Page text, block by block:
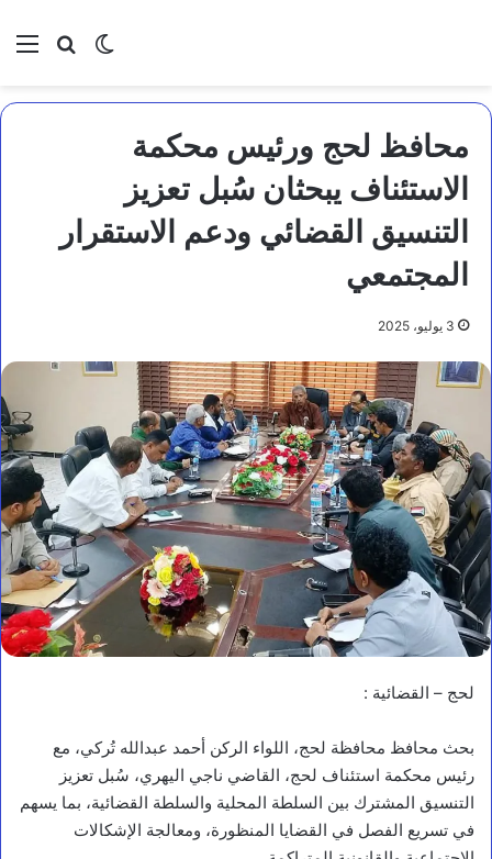
بحثالوضع
محافظ لحج ورئيس محكمة
الاستئناف يبحثان سُبل تعزيز
التنسيق القضائي ودعم الاستقرار
المجتمعي
3 يوليو، 2025
لحج – القضائية :
بحث محافظ محافظة لحج، اللواء الركن أحمد عبدالله تُركي، مع
رئيس محكمة استئناف لحج، القاضي ناجي اليهري، سُبل تعزيز
التنسيق المشترك بين السلطة المحلية والسلطة القضائية، بما يسهم
في تسريع الفصل في القضايا المنظورة، ومعالجة الإشكالات